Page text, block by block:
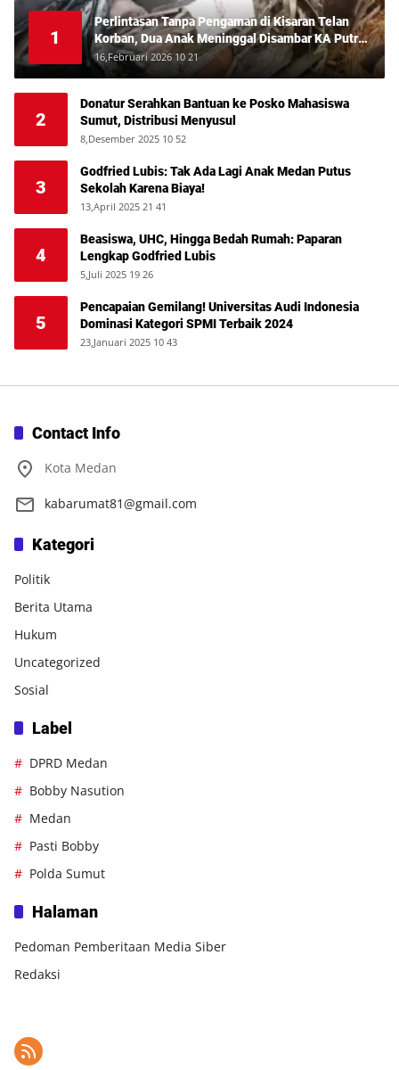
1
Perlintasan Tanpa Pengaman di Kisaran Telan
Korban, Dua Anak Meninggal Disambar KA Putri
Deli
16,Februari 2026 10 21
2
Donatur Serahkan Bantuan ke Posko Mahasiswa
Sumut, Distribusi Menyusul
8,Desember 2025 10 52
3
Godfried Lubis: Tak Ada Lagi Anak Medan Putus
Sekolah Karena Biaya!
13,April 2025 21 41
4
Beasiswa, UHC, Hingga Bedah Rumah: Paparan
Lengkap Godfried Lubis
5,Juli 2025 19 26
5
Pencapaian Gemilang! Universitas Audi Indonesia
Dominasi Kategori SPMI Terbaik 2024
23,Januari 2025 10 43
Contact Info
Kota Medan
kabarumat81@gmail.com
Kategori
Politik
Berita Utama
Hukum
Uncategorized
Sosial
Label
DPRD Medan
Bobby Nasution
Medan
Pasti Bobby
Polda Sumut
Halaman
Pedoman Pemberitaan Media Siber
Redaksi